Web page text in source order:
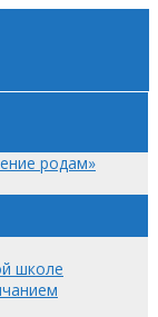
родам»
школе